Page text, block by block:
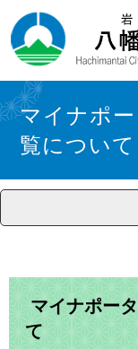
ー
ジ
先
頭
で
ニ
ュ
を
飛
ば
本
文
文 マイナポ
覧について
マイナポー
て